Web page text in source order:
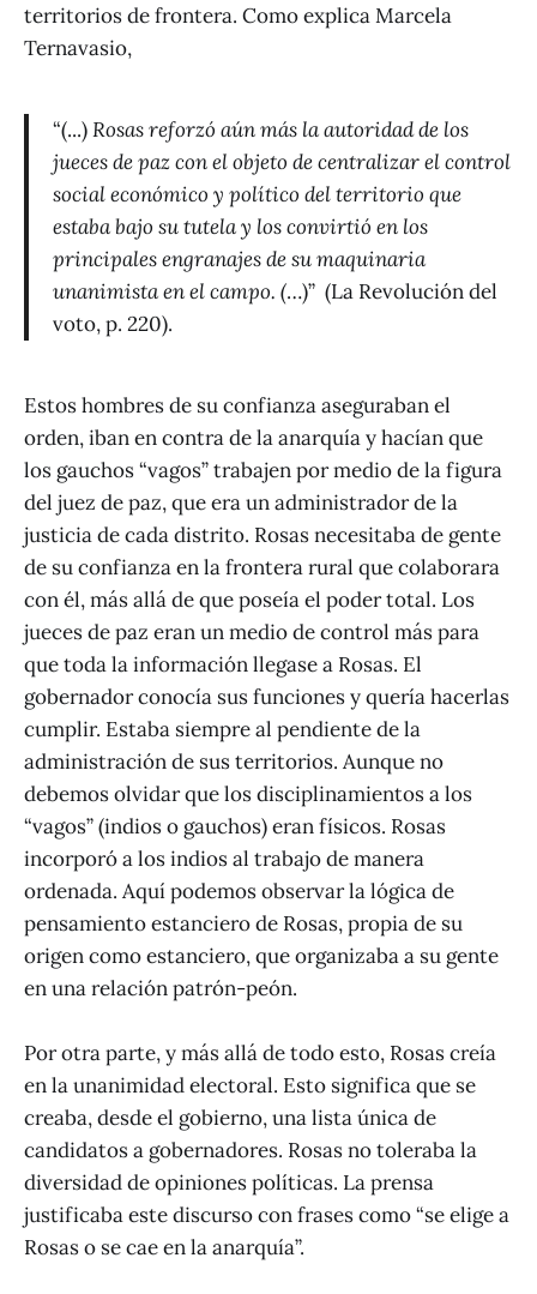
territorios de frontera. Como explica Marcela
Ternavasio,
“(...)Rosas reforzó aún más la autoridad de los
jueces de paz con el objeto de centralizar el control
social económico y político del territorio que
estaba bajo su tutela y los convirtió en los
principales engranajes de su maquinaria
unanimista en el campo. (…)” (La Revolución del
voto, p. 220).
Estos hombres de su confianza aseguraban el
orden, iban en contra de la anarquía y hacían que
los gauchos “vagos” trabajen por medio de la figura
del juez de paz, que era un administrador de la
justicia de cada distrito. Rosas necesitaba de gente
de su confianza en la frontera rural que colaborara
con él, más allá de que poseía el poder total. Los
jueces de paz eran un medio de control más para
que toda la información llegase a Rosas. El
gobernador conocía sus funciones y quería hacerlas
cumplir. Estaba siempre al pendiente de la
administración de sus territorios. Aunque no
debemos olvidar que los disciplinamientos a los
“vagos” (indios o gauchos) eran físicos. Rosas
incorporó a los indios al trabajo de manera
ordenada. Aquí podemos observar la lógica de
pensamiento estanciero de Rosas, propia de su
origen como estanciero, que organizaba a su gente
en una relación patrón-peón.
Por otra parte, y más allá de todo esto, Rosas creía
en la unanimidad electoral. Esto significa que se
creaba, desde el gobierno, una lista única de
candidatos a gobernadores. Rosas no toleraba la
diversidad de opiniones políticas. La prensa
justificaba este discurso con frases como “se elige a
Rosas o se cae en la anarquía”.